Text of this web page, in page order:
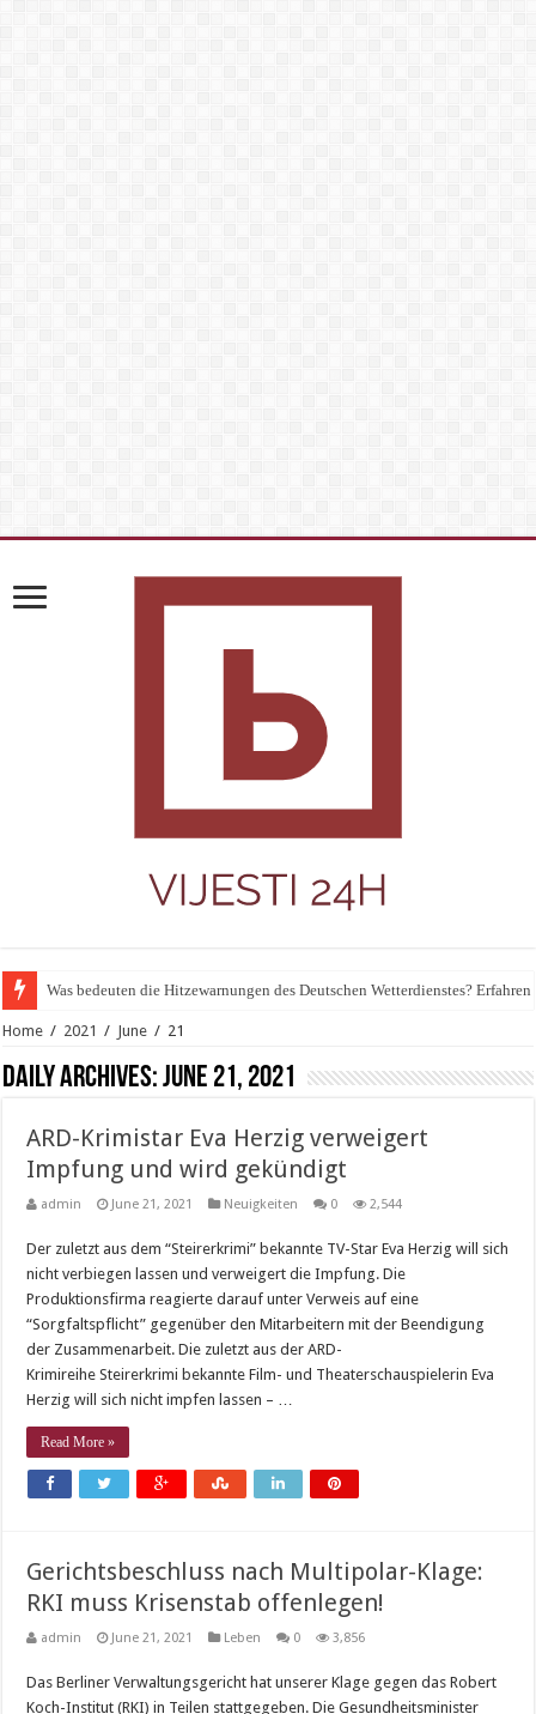
Was bedeuten die Hitzewarnungen des Deutschen Wetterdienstes?
Home / 2021 / June / 21
Daily Archives:June 21, 2021
ARD-Krimistar Eva Herzig verweigert
Impfung und wird gekündigt
admin June 21, 2021 Neuigkeiten 0 2,544
Der zuletzt aus dem “Steirerkrimi” bekannte TV-Star Eva Herzig will sich
nicht verbiegen lassen und verweigert die Impfung. Die
Produktionsfirma reagierte darauf unter Verweis auf eine
“Sorgfaltspflicht” gegenüber den Mitarbeitern mit der Beendigung
der Zusammenarbeit. Die zuletzt aus der ARD-
Krimireihe Steirerkrimi bekannte Film- und Theaterschauspielerin Eva
Herzig will sich nicht impfen lassen – …
Read More »
Gerichtsbeschluss nach Multipolar-Klage:
RKI muss Krisenstab offenlegen!
admin June 21, 2021 Leben 0 3,856
Das Berliner Verwaltungsgericht hat unserer Klage gegen das Robert
Koch-Institut (RKI) in Teilen stattgegeben. Die Gesundheitsminister